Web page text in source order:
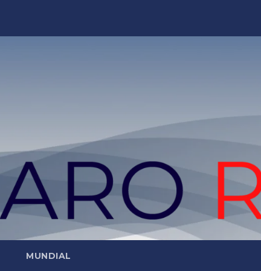
MUNDIAL